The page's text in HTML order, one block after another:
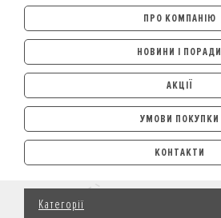
ПРО КОМПАНІЮ
НОВИНИ І ПОРАДИ
АКЦІЇ
УМОВИ ПОКУПКИ
АВТОМОБІЛІ
ЛІЗИНГ
КРЕДИТ
СТРАХУВАННЯ
КОНТАКТИ
Категорії